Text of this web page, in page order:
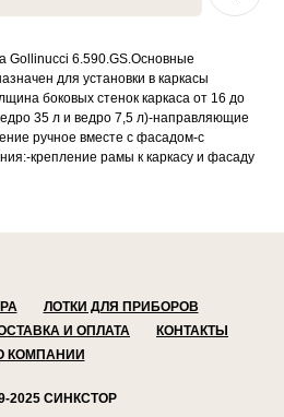
Gollinucci 6.590.GS.Основные
для установки в каркасы
боковых стенок каркаса от 16 до
35 л и ведро 7,5 л)-направляющие
ручное вместе с фасадом-с
крепление рамы к каркасу и фасаду
ЛОТКИ ДЛЯ ПРИБОРОВ
И ОПЛАТА
КОНТАКТЫ
КОМПАНИИ
2025 СИНКСТОР